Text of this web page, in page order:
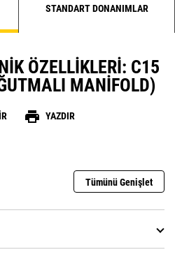
STANDART DONANIMLAR
ÖZELLIKLERI: C15
MANIFOLD)
print YAZDIR
Tümünü Genişlet